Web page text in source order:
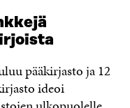
pääkirjasto ja 12
ideoi